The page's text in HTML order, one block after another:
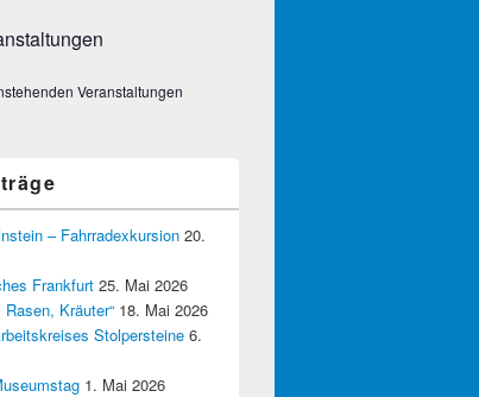
Veranstaltungen
– Fahrradexkursion 20.
Frankfurt 25. Mai 2026
Rasen, Kräuter“ 18. Mai 2026
Stolpersteine 6.
1. Mai 2026